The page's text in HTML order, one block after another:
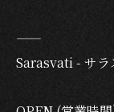
——
Sarasvati - サラ